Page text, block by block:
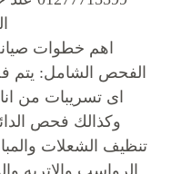
اهم خطوات
الفحص الشامل: يتم
اى تسريبات من
وكذالك فحص
تنظيف الشعلات